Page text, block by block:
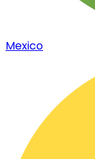
Mexico